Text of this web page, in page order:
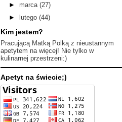
► marca (27)
► lutego (44)
Kim jestem?
Pracującą Matką Polką z nieustannym
apetytem na więcej! Nie tylko w
kulinarnej przestrzeni:)
Apetyt na świecie;)